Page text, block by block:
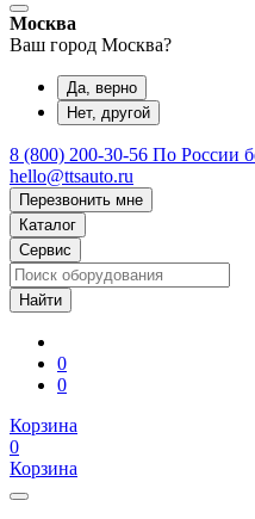
Москва
Ваш город Москва?
Да, верно
Нет, другой
8 (800) 200-30-56 По России
hello@ttsauto.ru
Перезвонить мне
Каталог
Сервис
0
0
Корзина
0
Корзина